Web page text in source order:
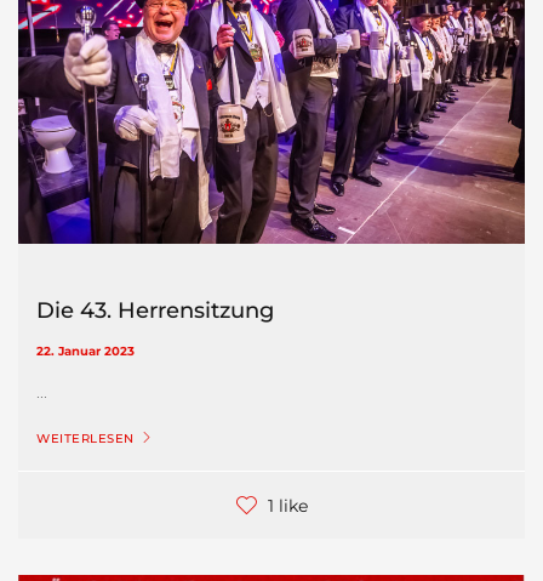
Die 43. Herrensitzung
22. Januar 2023
...
WEITERLESEN
1 like